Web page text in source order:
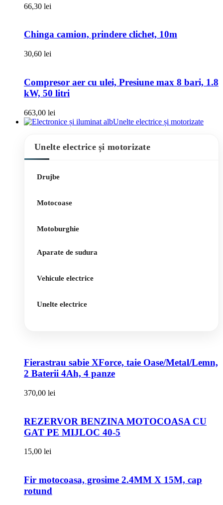
66,30 lei
Chinga camion, prindere clichet, 10m
30,60 lei
Compresor aer cu ulei, Presiune max 8 bari, 1.8
kW, 50 litri
663,00 lei
Unelte electrice și motorizate
Unelte electrice și motorizate
Drujbe
Motocoase
Motoburghie
Aparate de sudura
Vehicule electrice
Unelte electrice
Fierastrau sabie XForce, taie Oase/Metal/Lemn,
2 Baterii 4Ah, 4 panze
370,00 lei
REZERVOR BENZINA MOTOCOASA CU
GAT PE MIJLOC 40-5
15,00 lei
Fir motocoasa, grosime 2.4MM X 15M, cap
rotund